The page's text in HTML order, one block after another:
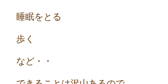
睡眠をとる
歩く
など・・